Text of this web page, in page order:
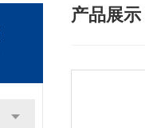
产品展示